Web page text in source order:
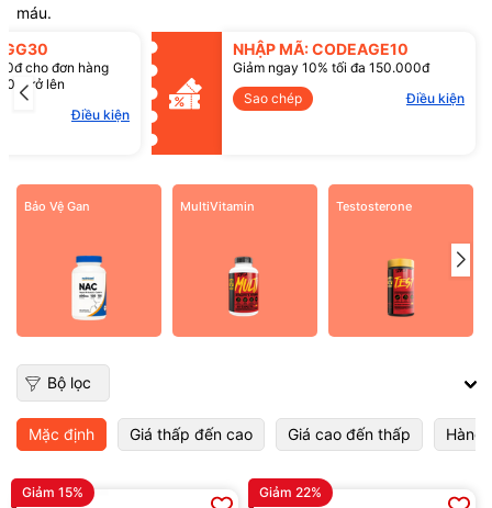
máu.
cho đơn hàng
trở lên
Điều kiện
NHẬP MÃ: CODEAGE10
Giảm ngay 10% tối đa 150.000đ
Sao chép
Điều kiện
Bảo Vệ Gan MultiVitamin Testosterone
Bộ lọc
Mặc định Giá thấp đến cao Giá cao đến thấp Hàng
Giảm 15% Giảm 22%